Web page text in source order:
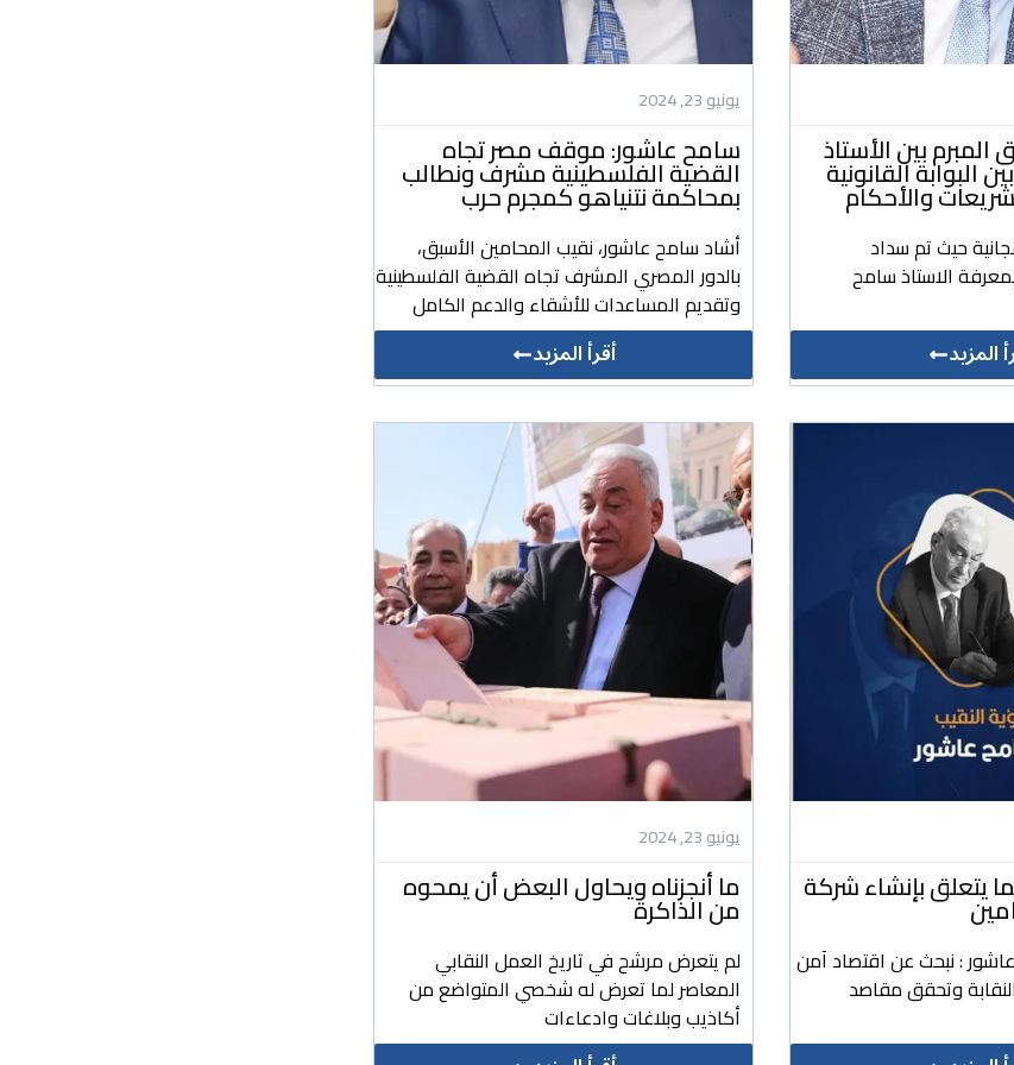
المبرم بين الأستاذ
البوابة القانونية
حيث تم سداد
الاستاذ سامح
المزيد
يونيو 23, 2024
سامح عاشور: موقف مصر تجاه
القضية الفلسطينية مشرف ونطالب
بمحاكمة نتنياهو كمجرم حرب
أشاد سامح عاشور، نقيب المحامين الأسبق،
بالدور المصري المشرف تجاه القضية الفلسطينية
وتقديم المساعدات للأشقاء والدعم الكامل
أقرأ المزيد
ل ٢٠٢٤ فيما يتعلق بإنشاء شركة
: نبحث عن اقتصاد آمن
وتحقق مقاصد
يونيو 23, 2024
ما أنجزناه ويحاول البعض أن يمحوه
من الذاكرة
لم يتعرض مرشح في تاريخ العمل النقابي
المعاصر لما تعرض له شخصي المتواضع من
أكاذيب وبلاغات وادعاءات